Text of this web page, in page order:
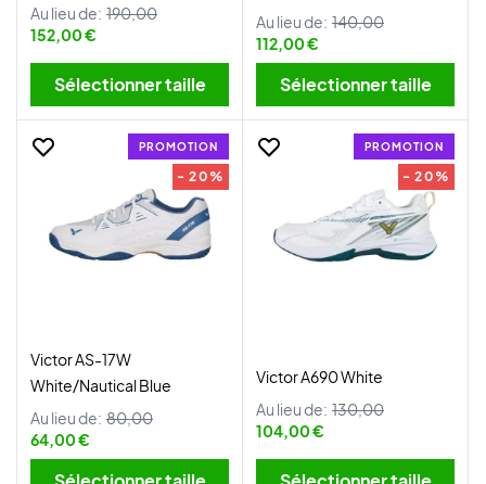
Au lieu de: 190,00
152,00 €
Sélectionner taille
Au lieu de: 140,00
112,00 €
Sélectionner taille
PROMOTION
- 20%
Victor AS-17W
White/Nautical Blue
Au lieu de: 80,00
64,00 €
PROMOTION
- 20%
Victor A690 White
Au lieu de: 130,00
104,00 €